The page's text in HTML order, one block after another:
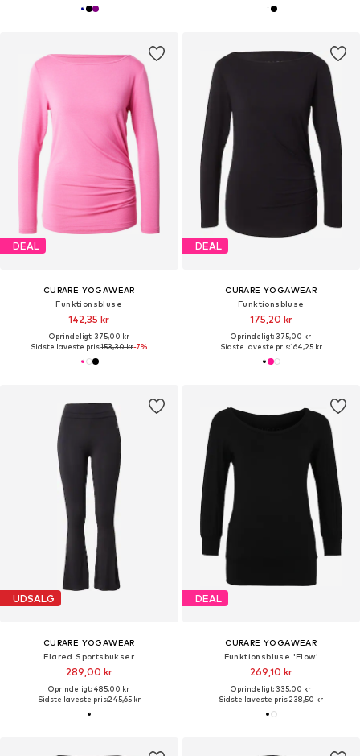
DEAL
CURARE YOGAWEAR
Funktionsbluse
142,35 kr
Oprindeligt: 375,00 kr
Sidste laveste pris:153,30 kr-7%
DEAL
CURARE YOGAWEAR
Funktionsbluse
175,20 kr
Oprindeligt: 375,00 kr
Sidste laveste pris:164,25 kr
UDSALG
CURARE YOGAWEAR
Flared Sportsbukser
289,00 kr
Oprindeligt: 485,00 kr
Sidste laveste pris:245,65 kr
DEAL
CURARE YOGAWEAR
Funktionsbluse 'Flow'
269,10 kr
Oprindeligt: 335,00 kr
Sidste laveste pris:238,50 kr